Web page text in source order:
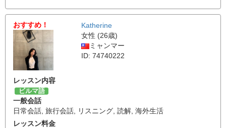
おすすめ！
Katherine
女性 (26歳)
ミャンマー
ID: 74740222
レッスン内容
ビルマ語
一般会話
日常会話 旅行会話 リスニング 読解 海外生活
レッスン料金